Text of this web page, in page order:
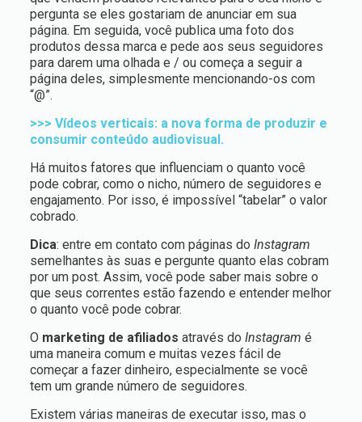
pergunta se eles gostariam de anunciar em sua
página. Em seguida, você publica uma foto dos
produtos dessa marca e pede aos seus seguidores
para darem uma olhada e / ou começa a seguir a
página deles, simplesmente mencionando-os com
“@”.
>>> Vídeos verticais: a nova forma de produzir e
consumir conteúdo audiovisual.
Há muitos fatores que influenciam o quanto você
pode cobrar, como o nicho, número de seguidores e
engajamento. Por isso, é impossível “tabelar” o valor
cobrado.
Dica: entre em contato com páginas do Instagram
semelhantes às suas e pergunte quanto elas cobram
por um post. Assim, você pode saber mais sobre o
que seus correntes estão fazendo e entender melhor
o quanto você pode cobrar.
O marketing de afiliados através do Instagram é
uma maneira comum e muitas vezes fácil de
começar a fazer dinheiro, especialmente se você
tem um grande número de seguidores.
Existem várias maneiras de executar isso, mas o